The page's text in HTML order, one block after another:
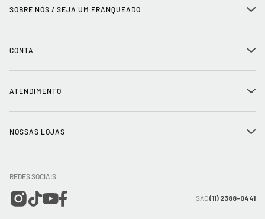
SOBRE NÓS / SEJA UM FRANQUEADO +
Trabalhe conosco
Mapa do Site
CONTA +
Meus pedidos
Wishlist
ATENDIMENTO +
Entrega e Frete
NOSSAS LOJAS +
REDES SOCIAIS
SAC(11) 2388-0441